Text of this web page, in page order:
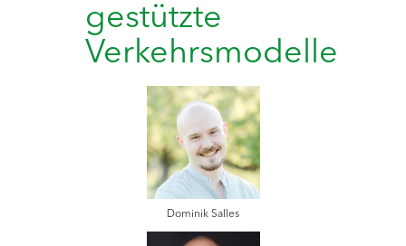
gestützte
Verkehrsmodelle
Dominik Salles